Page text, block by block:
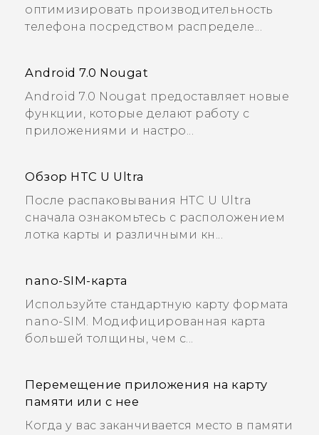
оптимизировать производительность
телефона посредством распределе...
Android 7.0 Nougat
Android 7.0 Nougat предоставляет новые
функции, которые делают работу с
приложениями и настро...
Обзор HTC U Ultra
После распаковывания HTC U Ultra
сначала ознакомьтесь с расположением
лотка карты и различными кн...
nano-SIM-карта
Используйте стандартную карту формата
nano-SIM. Модифицированная карта
большей толщины, чем с...
Перемещение приложения на карту
памяти или с нее
Когда у вас заканчивается место в памяти